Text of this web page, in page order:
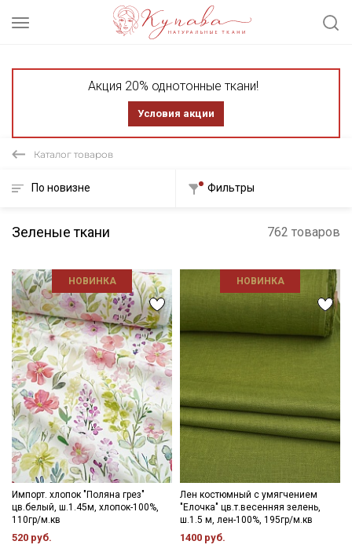
Акция 20% однотонные ткани!
Условия акции
Каталог товаров
По новизне Фильтры
Зеленые ткани 762 товаров
НОВИНКА
Импорт. хлопок "Поляна грез"
цв.белый, ш.1.45м, хлопок-100%,
110гр/м.кв
520 руб.
НОВИНКА
Лен костюмный с умягчением
"Елочка" цв.т.весенняя зелень,
ш.1.5 м, лен-100%, 195гр/м.кв
1400 руб.